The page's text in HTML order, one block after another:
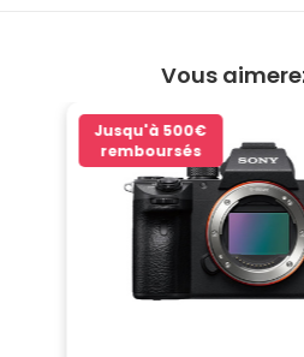
Vous
Jusqu'à 500€
remboursés